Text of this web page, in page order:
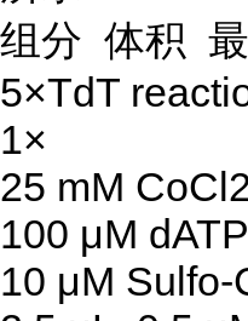
组分 体积
5×TdT
1×
25 mM
100 μM
10 μM Sulfo-